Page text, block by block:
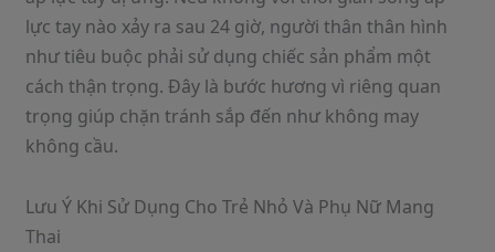
lực tay nào xảy ra sau 24 giờ, người thân thân hình
như tiêu buộc phải sử dụng chiếc sản phẩm một
cách thận trọng. Đây là bước hương vì riêng quan
trọng giúp chặn tránh sắp đến như không may
không cầu.
Lưu Ý Khi Sử Dụng Cho Trẻ Nhỏ Và Phụ Nữ Mang
Thai